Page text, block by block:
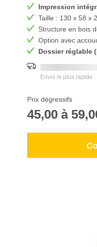
Impression
Taille : 130 x 58 x
Structure en bois
Option avec
Dossier réglable
Envoi le plus rapide :
Prix dégressifs
45,00 à